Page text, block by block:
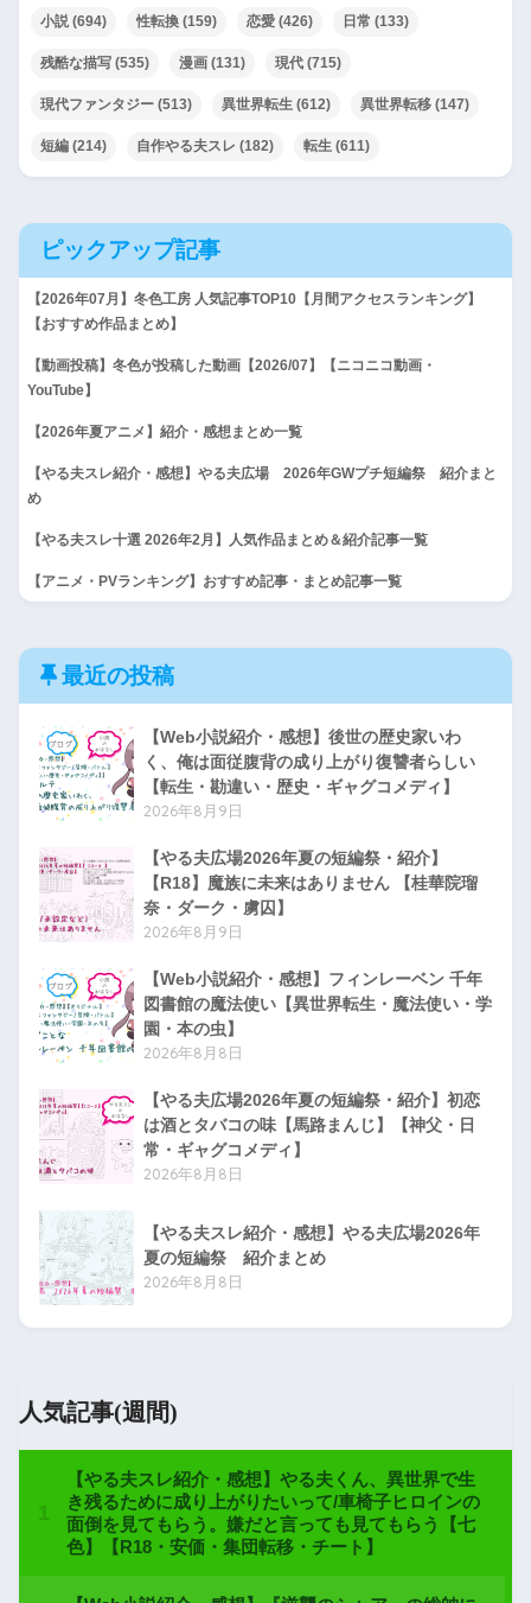
小説 (694) 性転換 (159) 恋愛 (426) 日常 (133)
残酷な描写 (535) 漫画 (131) 現代 (715)
現代ファンタジー (513) 異世界転生 (612) 異世界転移 (147)
短編 (214) 自作やる夫スレ (182) 転生 (611)
ピックアップ記事
【2026年07月】冬色工房 人気記事TOP10【月間アクセスランキング】
【おすすめ作品まとめ】
【動画投稿】冬色が投稿した動画【2026/07】【ニコニコ動画・
YouTube】
【2026年夏アニメ】紹介・感想まとめ一覧
【やる夫スレ紹介・感想】やる夫広場 2026年GWプチ短編祭 紹介まと
め
【やる夫スレ十選 2026年2月】人気作品まとめ＆紹介記事一覧
【アニメ・PVランキング】おすすめ記事・まとめ記事一覧
最近の投稿
【Web小説紹介・感想】後世の歴史家いわ
く、俺は面従腹背の成り上がり復讐者らしい
【転生・勘違い・歴史・ギャグコメディ】
2026年8月9日
【やる夫広場2026年夏の短編祭・紹介】
【R18】魔族に未来はありません 【桂華院瑠
奈・ダーク・虜囚】
2026年8月9日
【Web小説紹介・感想】フィンレーベン 千年
図書館の魔法使い【異世界転生・魔法使い・学
園・本の虫】
2026年8月8日
【やる夫広場2026年夏の短編祭・紹介】初恋
は酒とタバコの味【馬路まんじ】【神父・日
常・ギャグコメディ】
2026年8月8日
【やる夫スレ紹介・感想】やる夫広場2026年
夏の短編祭 紹介まとめ
2026年8月8日
人気記事(週間)